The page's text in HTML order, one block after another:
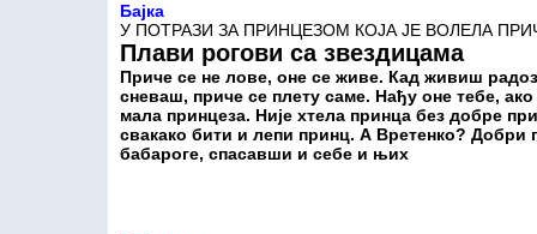
Бајка
У ПОТРАЗИ ЗА ПРИНЦЕЗОМ КОЈА ЈЕ ВОЛЕЛА
Плави рогови са звездицама
Приче се не лове, оне се живе. Кад живиш
сневаш, приче се плету саме. Нађу оне тебе,
мала принцеза. Није хтела принца без добре
свакако бити и лепи принц. А Вретенко? Добри
бабароге, спасавши и себе и њих